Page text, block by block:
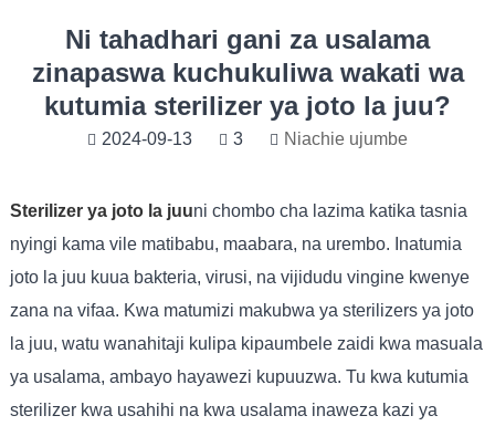
Ni tahadhari gani za usalama
zinapaswa kuchukuliwa wakati wa
kutumia sterilizer ya joto la juu?
2024-09-13 3 Niachie ujumbe
Sterilizer ya joto la juuni chombo cha lazima katika tasnia
nyingi kama vile matibabu, maabara, na urembo. Inatumia
joto la juu kuua bakteria, virusi, na vijidudu vingine kwenye
zana na vifaa. Kwa matumizi makubwa ya sterilizers ya joto
la juu, watu wanahitaji kulipa kipaumbele zaidi kwa masuala
ya usalama, ambayo hayawezi kupuuzwa. Tu kwa kutumia
sterilizer kwa usahihi na kwa usalama inaweza kazi ya